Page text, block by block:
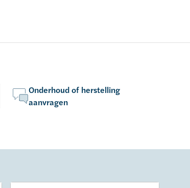
Onderhoud of herstelling
aanvragen